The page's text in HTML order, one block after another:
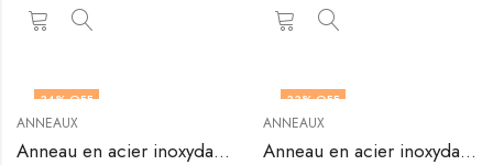
34% OFF
OUT OF STOCK
ANNEAUX
Anneau en acier inoxydable plaqué or 18K de V&F Jewelers
33% OFF
ANNEAUX
Anneau en acier inoxydable plaqué or 18K de V&F Jewelers